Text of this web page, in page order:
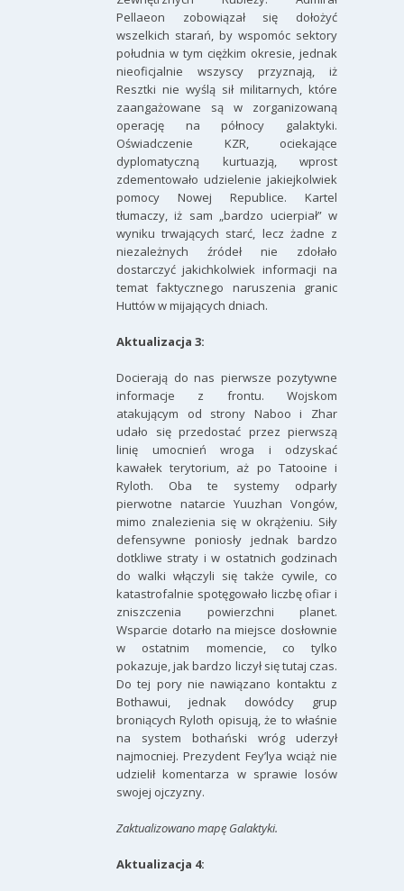
Pellaeon zobowiązał się dołożyć
wszelkich starań, by wspomóc sektory
południa w tym ciężkim okresie, jednak
nieoficjalnie wszyscy przyznają, iż
Resztki nie wyślą sił militarnych, które
zaangażowane są w zorganizowaną
operację na północy galaktyki.
Oświadczenie KZR, ociekające
dyplomatyczną kurtuazją, wprost
zdementowało udzielenie jakiejkolwiek
pomocy Nowej Republice. Kartel
tłumaczy, iż sam „bardzo ucierpiał” w
wyniku trwających starć, lecz żadne z
niezależnych źródeł nie zdołało
dostarczyć jakichkolwiek informacji na
temat faktycznego naruszenia granic
Huttów w mijających dniach.
Aktualizacja 3:
Docierają do nas pierwsze pozytywne
informacje z frontu. Wojskom
atakującym od strony Naboo i Zhar
udało się przedostać przez pierwszą
linię umocnień wroga i odzyskać
kawałek terytorium, aż po Tatooine i
Ryloth. Oba te systemy odparły
pierwotne natarcie Yuuzhan Vongów,
mimo znalezienia się w okrążeniu. Siły
defensywne poniosły jednak bardzo
dotkliwe straty i w ostatnich godzinach
do walki włączyli się także cywile, co
katastrofalnie spotęgowało liczbę ofiar i
zniszczenia powierzchni planet.
Wsparcie dotarło na miejsce dosłownie
w ostatnim momencie, co tylko
pokazuje, jak bardzo liczył się tutaj czas.
Do tej pory nie nawiązano kontaktu z
Bothawui, jednak dowódcy grup
broniących Ryloth opisują, że to właśnie
na system bothański wróg uderzył
najmocniej. Prezydent Fey’lya wciąż nie
udzielił komentarza w sprawie losów
swojej ojczyzny.
Zaktualizowano mapę Galaktyki.
Aktualizacja 4: